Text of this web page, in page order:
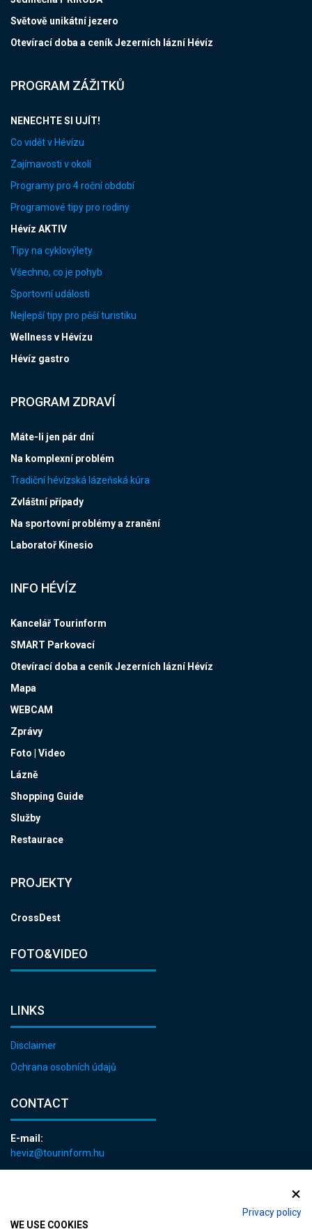
Privacy policy
WE USE COOKIES
Světově unikátní jezero
Otevírací doba a ceník Jezerních lázní Hévíz
PROGRAM ZÁŽITKŮ
NENECHTE SI UJÍT!
Co vidět v Hévízu
Zajímavosti v okolí
Programy pro 4 roční období
Programové tipy pro rodiny
Hévíz AKTIV
Tipy na cyklovýlety
Všechno, co je pohyb
Sportovní události
Nejlepší tipy pro pěší turistiku
Wellness v Hévízu
Hévíz gastro
PROGRAM ZDRAVÍ
Máte-li jen pár dní
Na komplexní problém
Tradiční hévízská lázeňská kúra
Zvláštní případy
Na sportovní problémy a zranění
Laboratoř Kinesio
INFO HÉVÍZ
Kancelář Tourinform
SMART Parkovací
Otevírací doba a ceník Jezerních lázní Hévíz
Mapa
WEBCAM
Zprávy
Foto | Video
Lázně
Shopping Guide
Služby
Restaurace
PROJEKTY
CrossDest
FOTO&VIDEO
LINKS
Disclaimer
Ochrana osobních údajů
CONTACT
E-mail:
heviz@tourinform.hu